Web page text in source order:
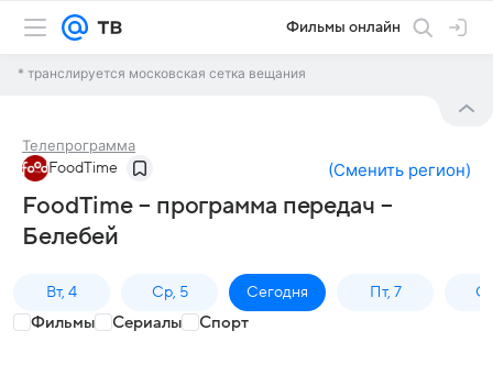
Фильмы онлайн
* транслируется московская сетка вещания
Телепрограмма
FoodTime (Сменить регион)
FoodTime – программа передач –
Белебей
Вт, 4 Ср, 5 Сегодня Пт, 7
Фильмы Сериалы Спорт